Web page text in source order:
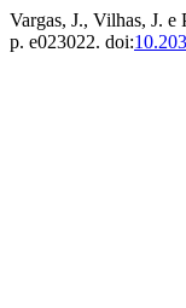
Vargas, J., Vilhas, J.
p. e023022. doi: